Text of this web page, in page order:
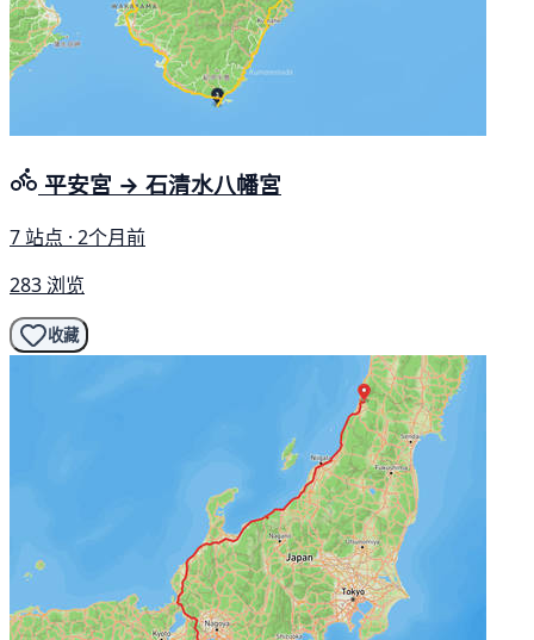
平安宮 → 石清水八幡宮
7 站点 · 2个月前
283 浏览
收藏